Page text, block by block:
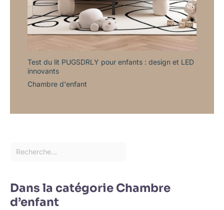
Test du lit PUGSDRLY pour enfants : design et LED
innovants
Chambre d'enfant
Dans la catégorie Chambre
d’enfant